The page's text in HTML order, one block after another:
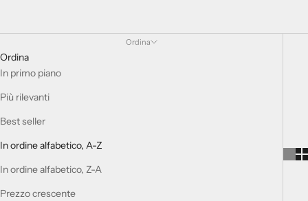
Ordina
Ordina
In primo piano
Più rilevanti
Best seller
In ordine alfabetico, A-Z
In ordine alfabetico, Z-A
Prezzo crescente